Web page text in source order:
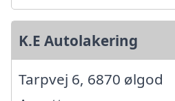
K.E Autolakering
Tarpvej 6, 6870 ølgod